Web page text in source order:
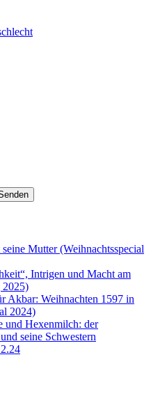
Mutter (Weihnachtsspecial
Intrigen und Macht am
2025)
Akbar: Weihnachten 1597 in
2024)
und Hexenmilch: der
seine Schwestern